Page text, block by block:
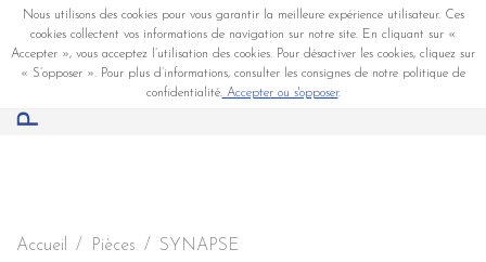
Nous utilisons des cookies pour vous garantir la meilleure expérience utilisateur. Ces
cookies collectent vos informations de navigation sur notre site. En cliquant sur «
Accepter », vous acceptez l’utilisation des cookies. Pour désactiver les cookies, cliquez sur
« S’opposer ». Pour plus d’informations, consulter les consignes de notre politique de
confidentialité.Accepter ou s'opposer.
Accueil Pièces SYNAPSE